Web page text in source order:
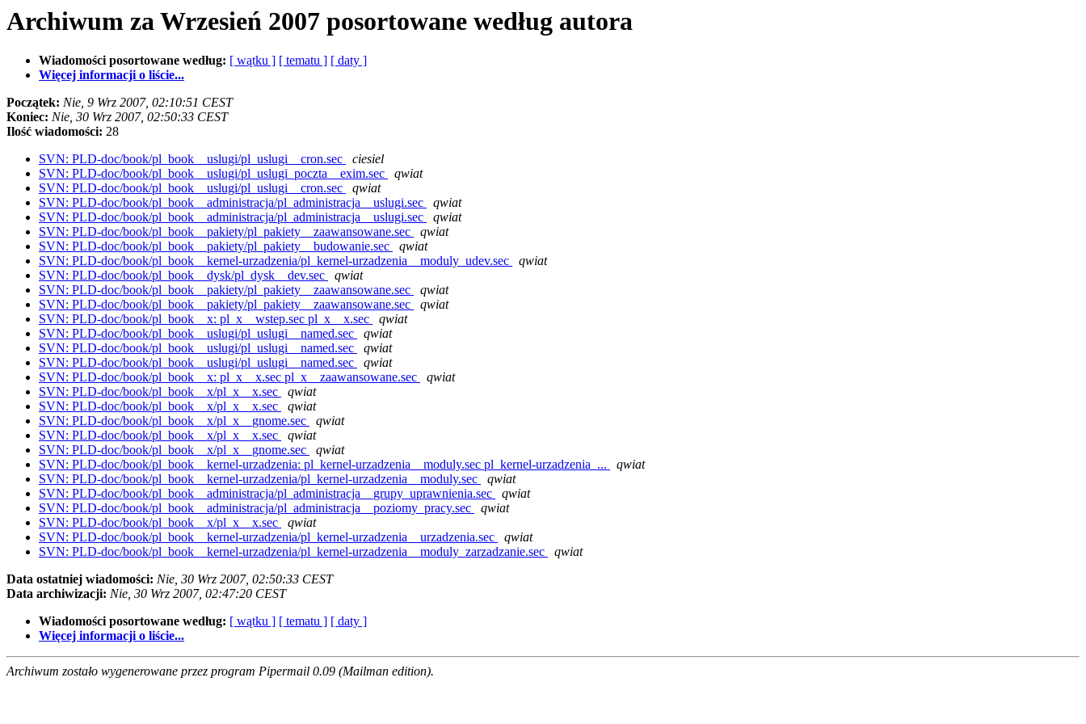
Archiwum za Wrzesień 2007 posortowane według autora
Wiadomości posortowane według: [ wątku ] [ tematu ] [ daty ]
Więcej informacji o liście...
Początek: Nie, 9 Wrz 2007, 02:10:51 CEST
Koniec: Nie, 30 Wrz 2007, 02:50:33 CEST
Ilość wiadomości: 28
SVN: PLD-doc/book/pl_book__uslugi/pl_uslugi__cron.sec
ciesiel
SVN: PLD-doc/book/pl_book__uslugi/pl_uslugi_poczta__exim.sec
qwiat
SVN: PLD-doc/book/pl_book__uslugi/pl_uslugi__cron.sec
qwiat
SVN: PLD-doc/book/pl_book__administracja/pl_administracja__uslugi.sec
qwiat
SVN: PLD-doc/book/pl_book__administracja/pl_administracja__uslugi.sec
qwiat
SVN: PLD-doc/book/pl_book__pakiety/pl_pakiety__zaawansowane.sec
qwiat
SVN: PLD-doc/book/pl_book__pakiety/pl_pakiety__budowanie.sec
qwiat
SVN: PLD-doc/book/pl_book__kernel-urzadzenia/pl_kernel-urzadzenia__moduly_udev.sec
qwiat
SVN: PLD-doc/book/pl_book__dysk/pl_dysk__dev.sec
qwiat
SVN: PLD-doc/book/pl_book__pakiety/pl_pakiety__zaawansowane.sec
qwiat
SVN: PLD-doc/book/pl_book__pakiety/pl_pakiety__zaawansowane.sec
qwiat
SVN: PLD-doc/book/pl_book__x: pl_x__wstep.sec pl_x__x.sec
qwiat
SVN: PLD-doc/book/pl_book__uslugi/pl_uslugi__named.sec
qwiat
SVN: PLD-doc/book/pl_book__uslugi/pl_uslugi__named.sec
qwiat
SVN: PLD-doc/book/pl_book__uslugi/pl_uslugi__named.sec
qwiat
SVN: PLD-doc/book/pl_book__x: pl_x__x.sec pl_x__zaawansowane.sec
qwiat
SVN: PLD-doc/book/pl_book__x/pl_x__x.sec
qwiat
SVN: PLD-doc/book/pl_book__x/pl_x__x.sec
qwiat
SVN: PLD-doc/book/pl_book__x/pl_x__gnome.sec
qwiat
SVN: PLD-doc/book/pl_book__x/pl_x__x.sec
qwiat
SVN: PLD-doc/book/pl_book__x/pl_x__gnome.sec
qwiat
SVN: PLD-doc/book/pl_book__kernel-urzadzenia: pl_kernel-urzadzenia__moduly.sec pl_kernel-urzadzenia_...
qwiat
SVN: PLD-doc/book/pl_book__kernel-urzadzenia/pl_kernel-urzadzenia__moduly.sec
qwiat
SVN: PLD-doc/book/pl_book__administracja/pl_administracja__grupy_uprawnienia.sec
qwiat
SVN: PLD-doc/book/pl_book__administracja/pl_administracja__poziomy_pracy.sec
qwiat
SVN: PLD-doc/book/pl_book__x/pl_x__x.sec
qwiat
SVN: PLD-doc/book/pl_book__kernel-urzadzenia/pl_kernel-urzadzenia__urzadzenia.sec
qwiat
SVN: PLD-doc/book/pl_book__kernel-urzadzenia/pl_kernel-urzadzenia__moduly_zarzadzanie.sec
qwiat
Data ostatniej wiadomości: Nie, 30 Wrz 2007, 02:50:33 CEST
Data archiwizacji: Nie, 30 Wrz 2007, 02:47:20 CEST
Wiadomości posortowane według: [ wątku ] [ tematu ] [ daty ]
Więcej informacji o liście...
Archiwum zostało wygenerowane przez program Pipermail 0.09 (Mailman edition).